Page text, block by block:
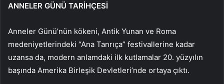
ANNELER GÜNÜ TARİHÇESİ
Anneler Günü’nün kökeni, Antik Yunan ve Roma
medeniyetlerindeki “Ana Tanrıça” festivallerine kadar
uzansa da, modern anlamdaki ilk kutlamalar 20. yüzyılın
başında Amerika Birleşik Devletleri’nde ortaya çıktı.